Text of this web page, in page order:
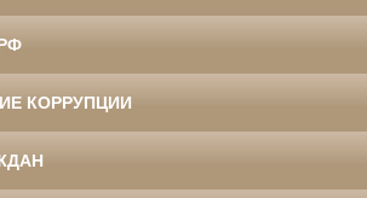
КОРРУПЦИИ